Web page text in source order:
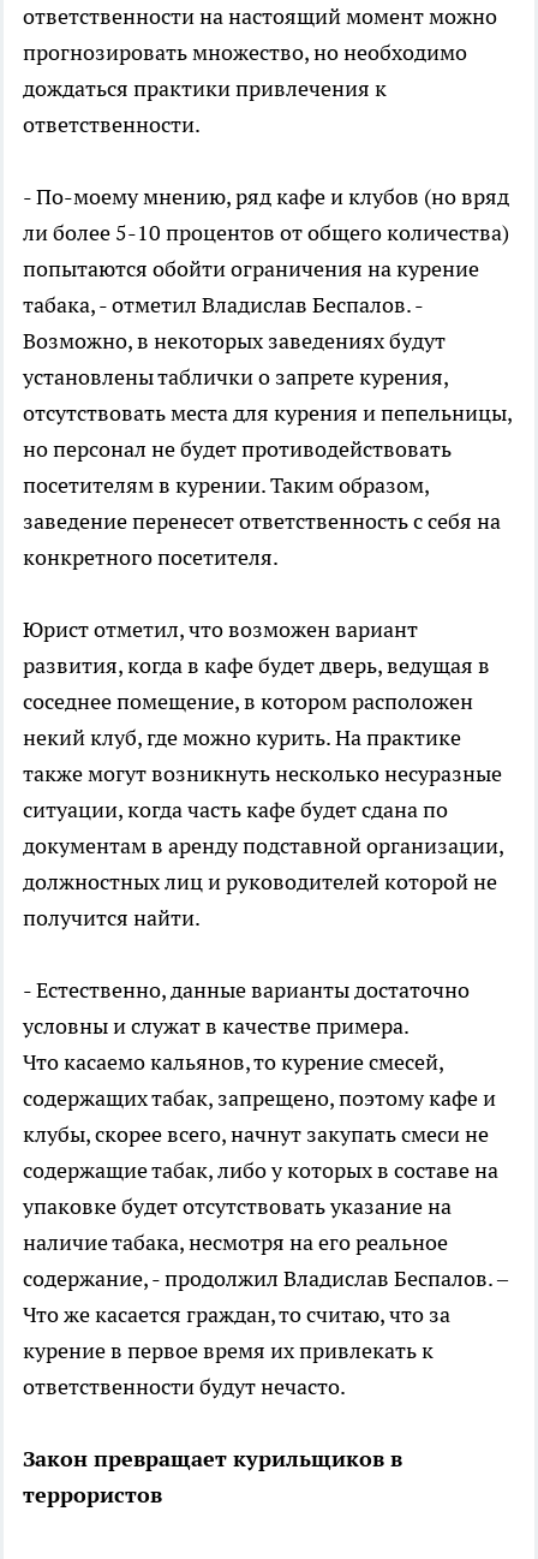
ответственности на настоящий момент можно
прогнозировать множество, но необходимо
дождаться практики привлечения к
ответственности.
- По-моему мнению, ряд кафе и клубов (но вряд
ли более 5-10 процентов от общего количества)
попытаются обойти ограничения на курение
табака, - отметил Владислав Беспалов. -
Возможно, в некоторых заведениях будут
установлены таблички о запрете курения,
отсутствовать места для курения и пепельницы,
но персонал не будет противодействовать
посетителям в курении. Таким образом,
заведение перенесет ответственность с себя на
конкретного посетителя.
Юрист отметил, что возможен вариант
развития, когда в кафе будет дверь, ведущая в
соседнее помещение, в котором расположен
некий клуб, где можно курить. На практике
также могут возникнуть несколько несуразные
ситуации, когда часть кафе будет сдана по
документам в аренду подставной организации,
должностных лиц и руководителей которой не
получится найти.
- Естественно, данные варианты достаточно
условны и служат в качестве примера.
Что касаемо кальянов, то курение смесей,
содержащих табак, запрещено, поэтому кафе и
клубы, скорее всего, начнут закупать смеси не
содержащие табак, либо у которых в составе на
упаковке будет отсутствовать указание на
наличие табака, несмотря на его реальное
содержание, - продолжил Владислав Беспалов. –
Что же касается граждан, то считаю, что за
курение в первое время их привлекать к
ответственности будут нечасто.
Закон превращает курильщиков в
террористов